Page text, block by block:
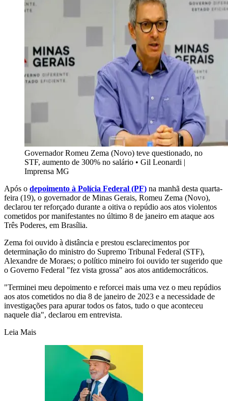
Governador Romeu Zema (Novo) teve questionado, no
STF, aumento de 300% no salário • Gil Leonardi |
Imprensa MG
Após o depoimento à Polícia Federal (PF) na manhã desta quarta-
feira (19), o governador de Minas Gerais, Romeu Zema (Novo),
declarou ter reforçado durante a oitiva o repúdio aos atos violentos
cometidos por manifestantes no último 8 de janeiro em ataque aos
Três Poderes, em Brasília.
Zema foi ouvido à distância e prestou esclarecimentos por
determinação do ministro do Supremo Tribunal Federal (STF),
Alexandre de Moraes; o político mineiro foi ouvido ter sugerido que
o Governo Federal "fez vista grossa" aos atos antidemocráticos.
"Terminei meu depoimento e reforcei mais uma vez o meu repúdios
aos atos cometidos no dia 8 de janeiro de 2023 e a necessidade de
investigações para apurar todos os fatos, tudo o que aconteceu
naquele dia", declarou em entrevista.
Leia Mais